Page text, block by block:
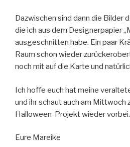
Dazwischen sind dann die Bilder
die ich aus dem Designerpapier
ausgeschnitten habe. Ein paar
Raum schon wieder
noch mit auf die Karte und
Ich hoffe euch hat meine
und ihr schaut auch am Mittwoch
Halloween-Projekt wieder vorbei.
Eure Mareike